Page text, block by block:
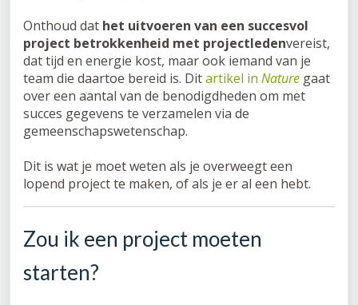
Onthoud dat het uitvoeren van een succesvol
project betrokkenheid met projectledenvereist,
dat tijd en energie kost, maar ook iemand van je
team die daartoe bereid is. Ditartikel in Nature gaat
over een aantal van de benodigdheden om met
succes gegevens te verzamelen via de
gemeenschapswetenschap.
Dit is wat je moet weten als je overweegt een
lopend project te maken, of als je er al een hebt.
Zou ik een project moeten
starten?